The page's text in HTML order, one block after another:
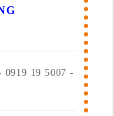
0919 19 5007 -